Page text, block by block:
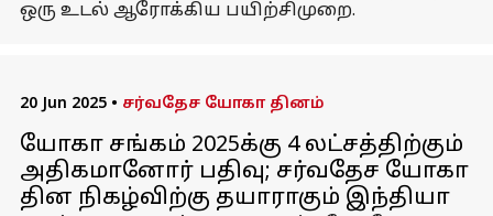
ஒரு உடல் ஆரோக்கிய பயிற்சிமுறை.
20 Jun 2025 • சர்வதேச யோகா தினம்
யோகா சங்கம் 2025க்கு 4 லட்சத்திற்கும்
அதிகமானோர் பதிவு; சர்வதேச யோகா
தின நிகழ்விற்கு தயாராகும் இந்தியா